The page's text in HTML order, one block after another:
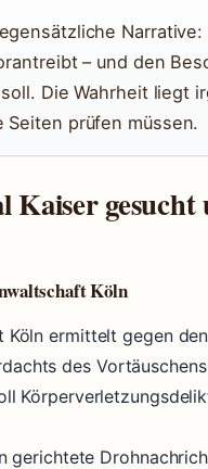
– und den
Die Wahrheit liegt
prüfen müssen.
Kaiser gesucht
Köln
Köln ermittelt gegen
des
gerichtete